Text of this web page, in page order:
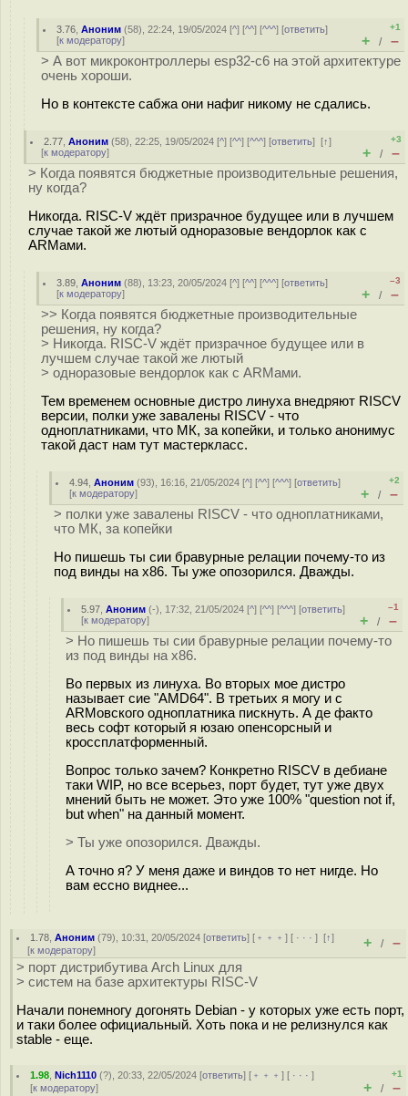
3.76 ,Аноним (58), 22:24, 19/05/2024 [^] [^^] [^^^] [ответить]
[к модератору]
+1
+ / –
> А вот микроконтроллеры esp32-c6 на этой архитектуре
очень хороши.
Но в контексте сабжа они нафиг никому не сдались.
2.77 ,Аноним (58), 22:25, 19/05/2024 [^] [^^] [^^^] [ответить][↑]
[к модератору]
+3
+ / –
> Когда появятся бюджетные производительные решения,
ну когда?
Никогда. RISC-V ждёт призрачное будущее или в лучшем
случае такой же лютый одноразовые вендорлок как с
ARMами.
3.89 ,Аноним (88), 13:23, 20/05/2024 [^] [^^] [^^^] [ответить]
[к модератору]
–3
+ / –
>> Когда появятся бюджетные производительные
решения, ну когда?
> Никогда. RISC-V ждёт призрачное будущее или в
лучшем случае такой же лютый
> одноразовые вендорлок как с ARMами.
Тем временем основные дистро линуха внедряют RISCV
версии, полки уже завалены RISCV - что
одноплатниками, что МК, за копейки, и только анонимус
такой даст нам тут мастеркласс.
4.94 ,Аноним (93), 16:16, 21/05/2024 [^] [^^] [^^^] [ответить]
[к модератору]
+2
+ / –
> полки уже завалены RISCV - что одноплатниками,
что МК, за копейки
Но пишешь ты сии бравурные релации почему-то из
под винды на x86. Ты уже опозорился. Дважды.
5.97 ,Аноним (-), 17:32, 21/05/2024 [^] [^^] [^^^] [ответить]
[к модератору]
–1
+ / –
> Но пишешь ты сии бравурные релации почему-то
из под винды на x86.
Во первых из линуха. Во вторых мое дистро
называет сие "AMD64". В третьих я могу и с
ARMовского одноплатника пискнуть. А де факто
весь софт который я юзаю опенсорсный и
кроссплатформенный.
Вопрос только зачем? Конкретно RISCV в дебиане
таки WIP, но все всерьез, порт будет, тут уже двух
мнений быть не может. Это уже 100% "question not if,
but when" на данный момент.
> Ты уже опозорился. Дважды.
А точно я? У меня даже и виндов то нет нигде. Но
вам ессно виднее...
1.78 ,Аноним (79), 10:31, 20/05/2024 [ответить] [ ﹢﹢﹢] [ · · ·][↑]
[к модератору] + / –
> порт дистрибутива Arch Linux для
> систем на базе архитектуры RISC-V
Начали понемногу догонять Debian - у которых уже есть порт,
и таки более официальный. Хоть пока и не релизнулся как
stable - еще.
1.98 ,Nich1110 (?), 20:33, 22/05/2024 [ответить] [ ﹢﹢﹢] [ · · ·]
[к модератору]
+1
+ / –